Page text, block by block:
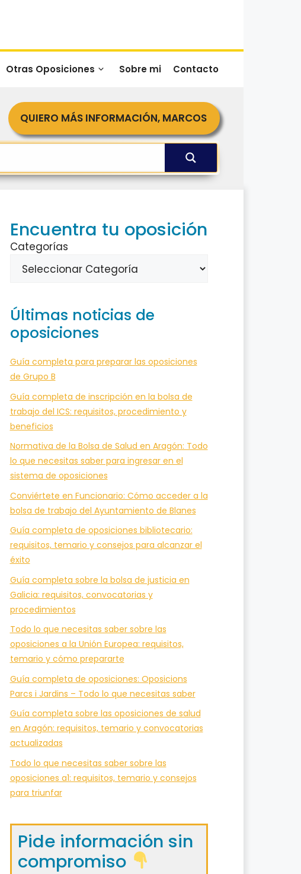
Otras Oposiciones Sobre mi Contacto
QUIERO MÁS INFORMACIÓN, MARCOS
Encuentra tu oposición
Categorías
Últimas noticias de
oposiciones
Guía completa para preparar las oposiciones
de Grupo B
Guía completa de inscripción en la bolsa de
trabajo del ICS: requisitos, procedimiento y
beneficios
Normativa de la Bolsa de Salud en Aragón: Todo
lo que necesitas saber para ingresar en el
sistema de oposiciones
Conviértete en Funcionario: Cómo acceder a la
bolsa de trabajo del Ayuntamiento de Blanes
Guía completa de oposiciones bibliotecario:
requisitos, temario y consejos para alcanzar el
éxito
Guía completa sobre la bolsa de justicia en
Galicia: requisitos, convocatorias y
procedimientos
Todo lo que necesitas saber sobre las
oposiciones a la Unión Europea: requisitos,
temario y cómo prepararte
Guía completa de oposiciones: Oposicions
Parcs i Jardins – Todo lo que necesitas saber
Guía completa sobre las oposiciones de salud
en Aragón: requisitos, temario y convocatorias
actualizadas
Todo lo que necesitas saber sobre las
oposiciones a1: requisitos, temario y consejos
para triunfar
Pide información sin
compromiso